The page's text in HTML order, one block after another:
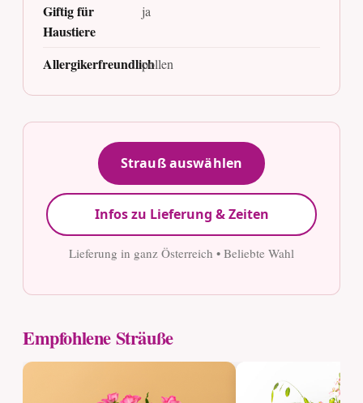
Giftig für
Haustiere
ja
Allergikerfreundlichpollen
Strauß auswählen
Infos zu Lieferung & Zeiten
Lieferung in ganz Österreich • Beliebte Wahl
Empfohlene Sträuße